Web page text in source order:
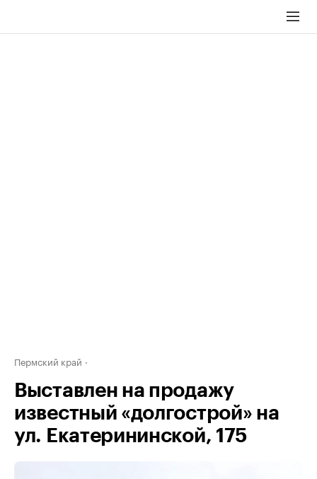
Пермский край
Выставлен на продажу
известный «долгострой» на
ул. Екатерининской, 175